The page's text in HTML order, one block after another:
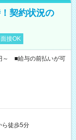
契約状況の
接OK
～ ■給与の前払いが可
ら徒歩5分